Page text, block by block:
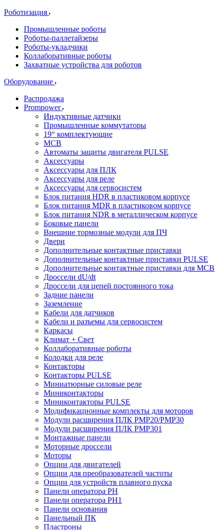
Роботизация
Промышленные роботы
Роботы-паллетайзеры
Роботы-укладчики
Коллаборативные роботы
Захватные устройства для роботов
Оборудование
Распродажа
Prompower
Индуктивные датчики
Промышленные коммутаторы
19“ комплектующие
MCB
Автоматы защиты двигателя PULSE
Аксессуары
Аксессуары для ПЛК
Аксессуары для реле
Аксессуары для сервосистем
Блок питания HDR в пластиковом корпусе
Блок питания MDR в пластиковом корпусе
Блок питания NDR в металлическом корпусе
Боковые панели
Внешние тормозные модули для ПЧ
Двери
Дополнительные контактные приставки
Дополнительные контактные приставки PULSE
Дополнительные контактные приставки для MCB
Дроссели dU/dt
Дроссели для цепей постоянного тока
Задние панели
Заземление
Кабели для датчиков
Кабели и разъемы для сервосистем
Каркасы
Климат + Свет
Коллаборативные роботы
Колодки для реле
Контакторы
Контакторы PULSE
Миниатюрные силовые реле
Миниконтакторы
Миниконтакторы PULSE
Модификационные комплекты для моторов
Модули расширения ПЛК PMP20/PMP30
Модули расширения ПЛК PMP301
Монтажные панели
Моторные дроссели
Моторы
Опции для двигателей
Опции для преобразователей частоты
Опции для устройств плавного пуска
Панели оператора PH
Панели оператора PH1
Панели основания
Панельный ПК
Пластроны